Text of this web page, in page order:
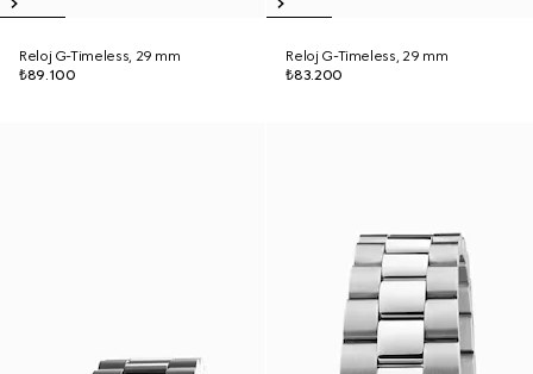
Reloj G-Timeless, 29 mm
₺89.100
Reloj G-Timeless, 29 mm
₺83.200